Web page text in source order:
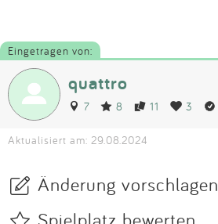
Eingetragen von:
quattro
7 8 11 3
Aktualisiert am: 29.08.2024
Änderung vorschlagen
Spielplatz bewerten